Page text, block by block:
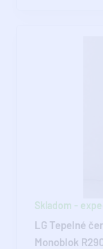
Skladom -
LG Tepelné
Monoblok